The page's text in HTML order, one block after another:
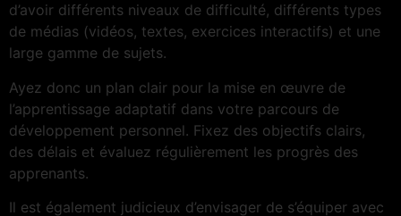
d’avoir différents niveaux de difficulté, différents types
de médias (vidéos, textes, exercices interactifs) et une
large gamme de sujets.
Ayez donc un plan clair pour la mise en œuvre de
l’apprentissage adaptatif dans votre parcours de
développement personnel. Fixez des objectifs clairs,
des délais et évaluez régulièrement les progrès des
apprenants.
Il est également judicieux d’envisager de s’équiper avec